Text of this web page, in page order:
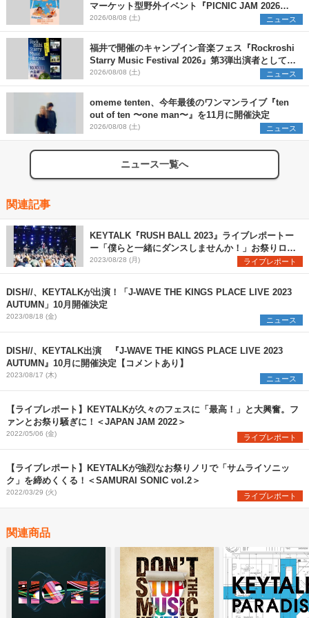
マーケット型野外イベント『PICNIC JAM 2026』
早割チケット発売開始
2026/08/08 (土) ニュース
福井で開催のキャンプイン音楽フェス『Rockroshi
Starry Music Festival 2026』第3弾出演者として
SCOOBIE DO、かりゆし58、Reiを発表
2026/08/08 (土) ニュース
omeme tenten、今年最後のワンマンライブ『ten
out of ten 〜one man〜』を11月に開催決定
2026/08/08 (土) ニュース
ニュース一覧へ
関連記事
KEYTALK『RUSH BALL 2023』ライブレポートー
ー「僕らと一緒にダンスしませんか！」お祭りロッ
クバンドの真価を発揮
2023/08/28 (月) ライブレポート
DISH//、KEYTALKが出演！「J-WAVE THE KINGS PLACE LIVE 2023
AUTUMN」10月開催決定
2023/08/18 (金) ニュース
DISH//、KEYTALK出演 『J-WAVE THE KINGS PLACE LIVE 2023
AUTUMN』10月に開催決定【コメントあり】
2023/08/17 (木) ニュース
【ライブレポート】KEYTALKが久々のフェスに「最高！」と大興奮。フ
ァンとお祭り騒ぎに！＜JAPAN JAM 2022＞
2022/05/06 (金) ライブレポート
【ライブレポート】KEYTALKが強烈なお祭りノリで「サムライソニッ
ク」を締めくくる！＜SAMURAI SONIC vol.2＞
2022/03/29 (火) ライブレポート
関連商品